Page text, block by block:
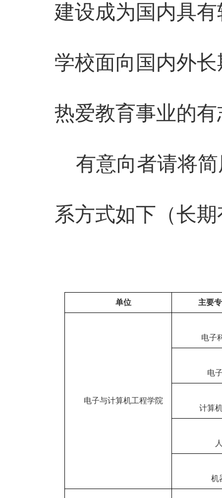
建设成为国内具
学校面向国内外
热爱教育事业的
有意向者请将
系方式如下（长
单位 主要
电子与计算机工程学院
电子
电
计算
机